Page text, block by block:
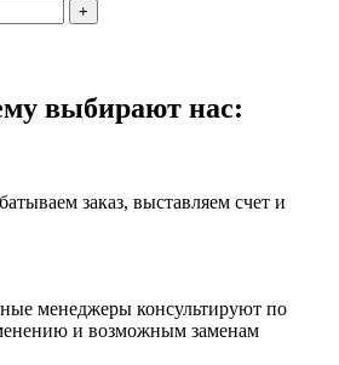
выбирают нас:
заказ, выставляем счет и
менеджеры консультируют по
и возможным заменам